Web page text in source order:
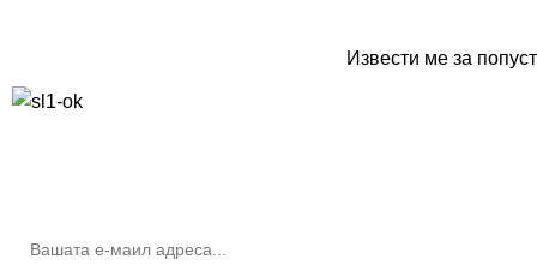
Извести ме за попуст